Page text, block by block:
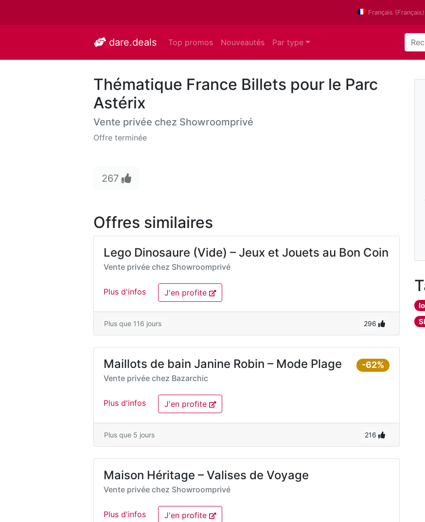
Français (Français)
dare.deals Top promos Nouveautés Par type
Thématique France Billets pour le Parc
Astérix
Vente privée chez Showroomprivé
Offre terminée
267
Offres similaires
Lego Dinosaure (Vide) – Jeux et Jouets au Bon Coin
Vente privée chez Showroomprivé
Plus d'infos J'en profite
Plus que 116 jours 296
-62%
Maillots de bain Janine Robin – Mode Plage
Vente privée chez Bazarchic
Plus d'infos J'en profite
Plus que 5 jours 216
Maison Héritage – Valises de Voyage
Vente privée chez Showroomprivé
Plus d'infos J'en profite